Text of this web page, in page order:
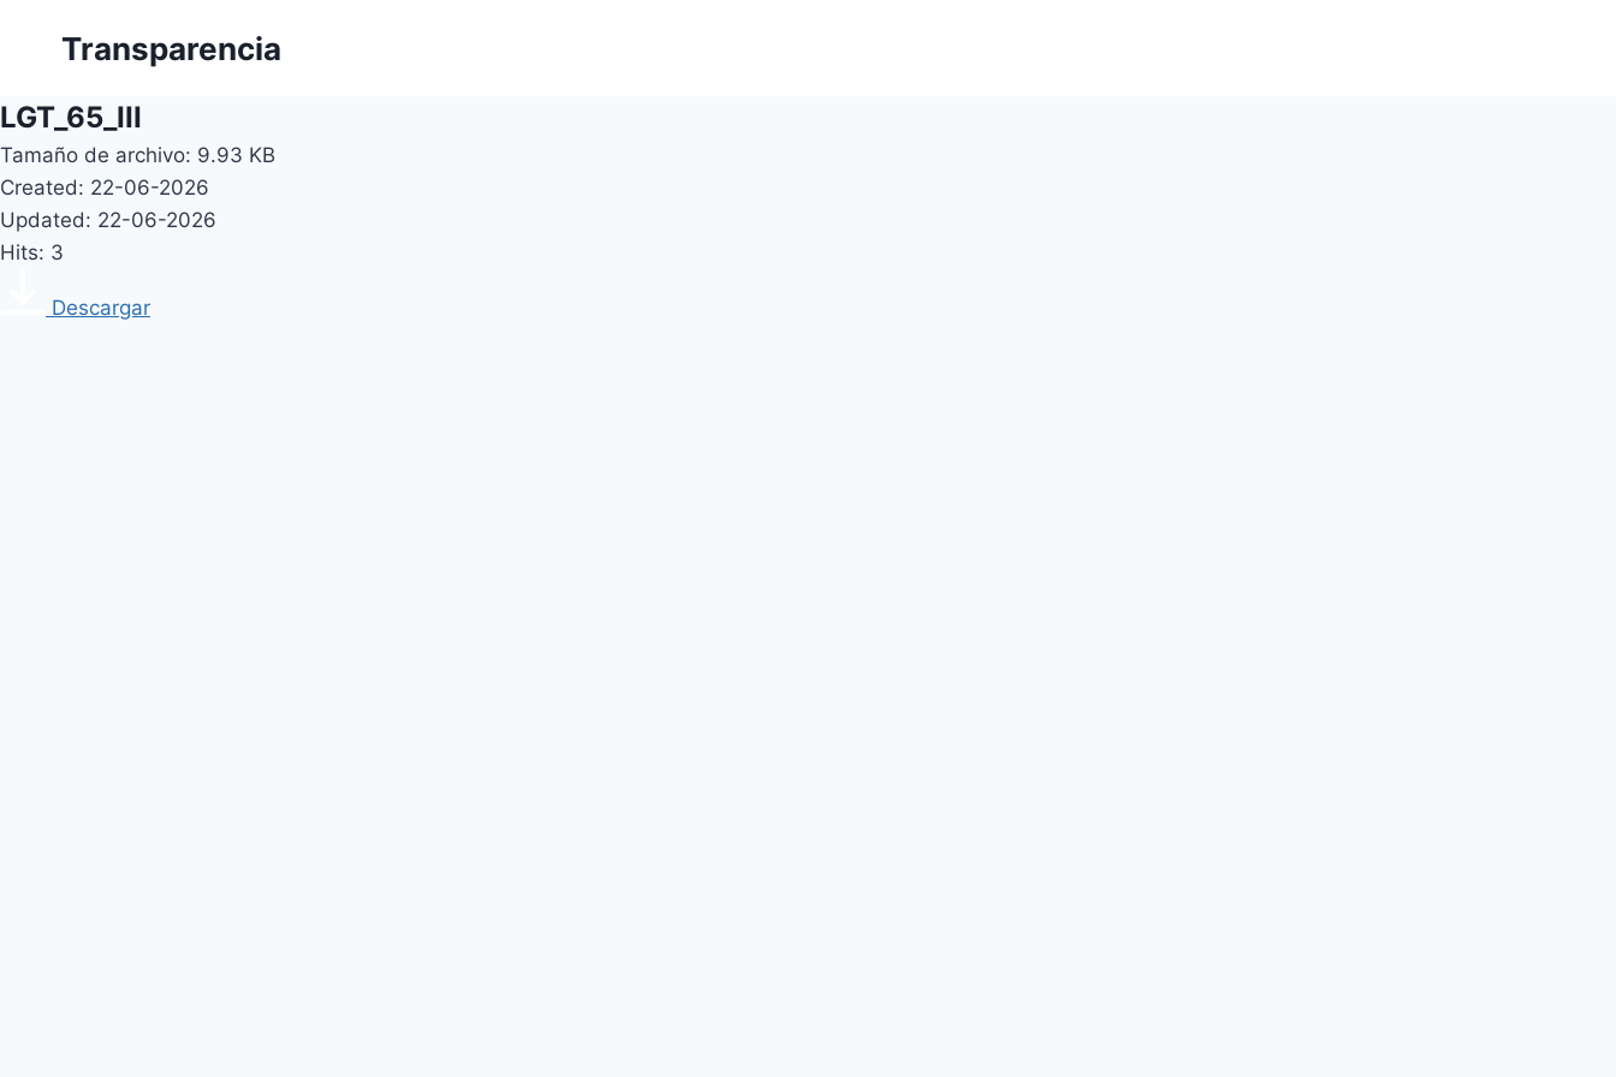
Transparencia
LGT_65_III
Tamaño de archivo: 9.93 KB
Created: 22-06-2026
Updated: 22-06-2026
Hits: 3
Descargar